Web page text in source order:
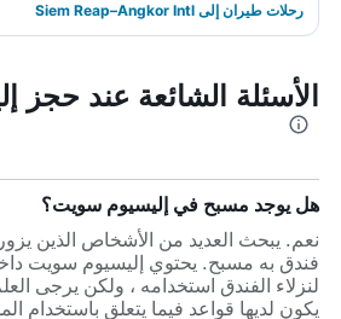
رحلات طيران إلى Siem Reap–Angkor Intl
الأسئلة الشائعة عند حجز
هل يوجد مسبح في إليسيوم سويت؟
نعم. يبحث العديد من الأشخاص الذين
فندق به مسبح. يحتوي إليسيوم سويت
لنزلاء الفندق استخدامه ، ولكن يرجى
يكون لديها قواعد فيما يتعلق باستخدام